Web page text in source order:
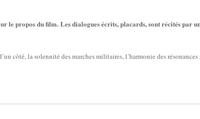
le propos du film. Les dialogues écrits, placards, sont récités par
côté, la solennité des marches militaires, l’harmonie des résonances